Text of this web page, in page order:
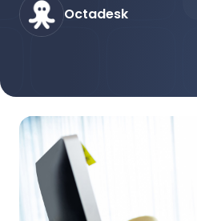
Octadesk